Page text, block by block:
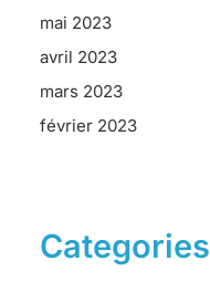
mai 2023
avril 2023
mars 2023
février 2023
Categories